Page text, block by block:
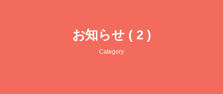
お知らせ ( 2 )
Category